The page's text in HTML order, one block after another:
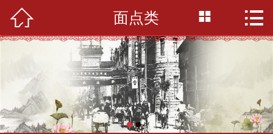
首页
关于我们
产品展示
加盟优势
 面点类  